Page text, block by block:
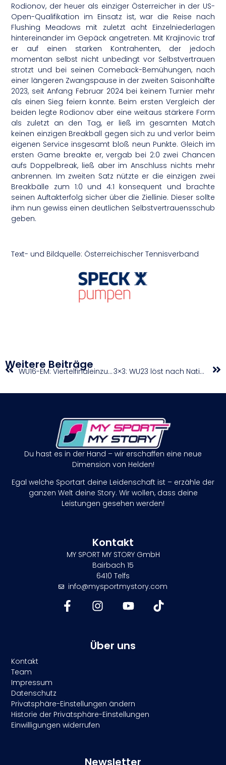
Rodionov, der heuer als einziger Österreicher in der US-
Open-Qualifikation im Einsatz ist, war die Reise nach
Flushing Meadows mit zuletzt acht Einzelniederlagen
hintereinander im Gepäck angetreten. Mit Krajinovic traf
er auf einen starken Kontrahenten, der jedoch
momentan selbst nicht unbedingt vor Selbstvertrauen
strotzt und bei seinen Comeback-Bemühungen, nach
einer längeren Zwangspause in der zweiten Saisonhälfte
2023, seit Anfang Februar 2024 bei keinem Turnier mehr
als einen Sieg feiern konnte. Beim ersten Vergleich der
beiden legte Rodionov aber eine weitaus stärkere Form
als zuletzt an den Tag, er ließ im gesamten Match
keinen einzigen Breakball gegen sich zu und verlor beim
eigenen Service insgesamt bloß neun Punkte. Gleich im
ersten Game breakte er, vergab bei 2:0 zwei Chancen
aufs Doppelbreak, ließ aber im Anschluss nichts mehr
anbrennen. Im zweiten Satz nützte er die einzigen zwei
Breakbälle zum 1:0 und 4:1 konsequent und brachte
seinen Auftakterfolg sicher über die Ziellinie. Dieser sollte
ihm nun gewiss einen deutlichen Selbstvertrauensschub
geben.
Text- und Bildquelle: Österreichischer Tennisverband
Weitere Beiträge WU16-EM: Viertelfinaleinzug trotz Niederlage fixiert 3×3: WU23 löst nach Nations-League-Erfolgen WM-Ticket
Du hast es in der Hand – wir erschaffen eine neue
Dimension von Helden!
Egal welche Sportart deine Leidenschaft ist – erzähle der
ganzen Welt deine Story. Wir wollen, dass deine
Leistungen gesehen werden!
Kontakt
MY SPORT MY STORY GmbH
Bairbach 15
6410 Telfs
info@mysportmystory.com
Über uns
Kontakt
Team
Impressum
Datenschutz
Privatsphäre-Einstellungen ändern
Historie der Privatsphäre-Einstellungen
Einwilligungen widerrufen
Newsletter